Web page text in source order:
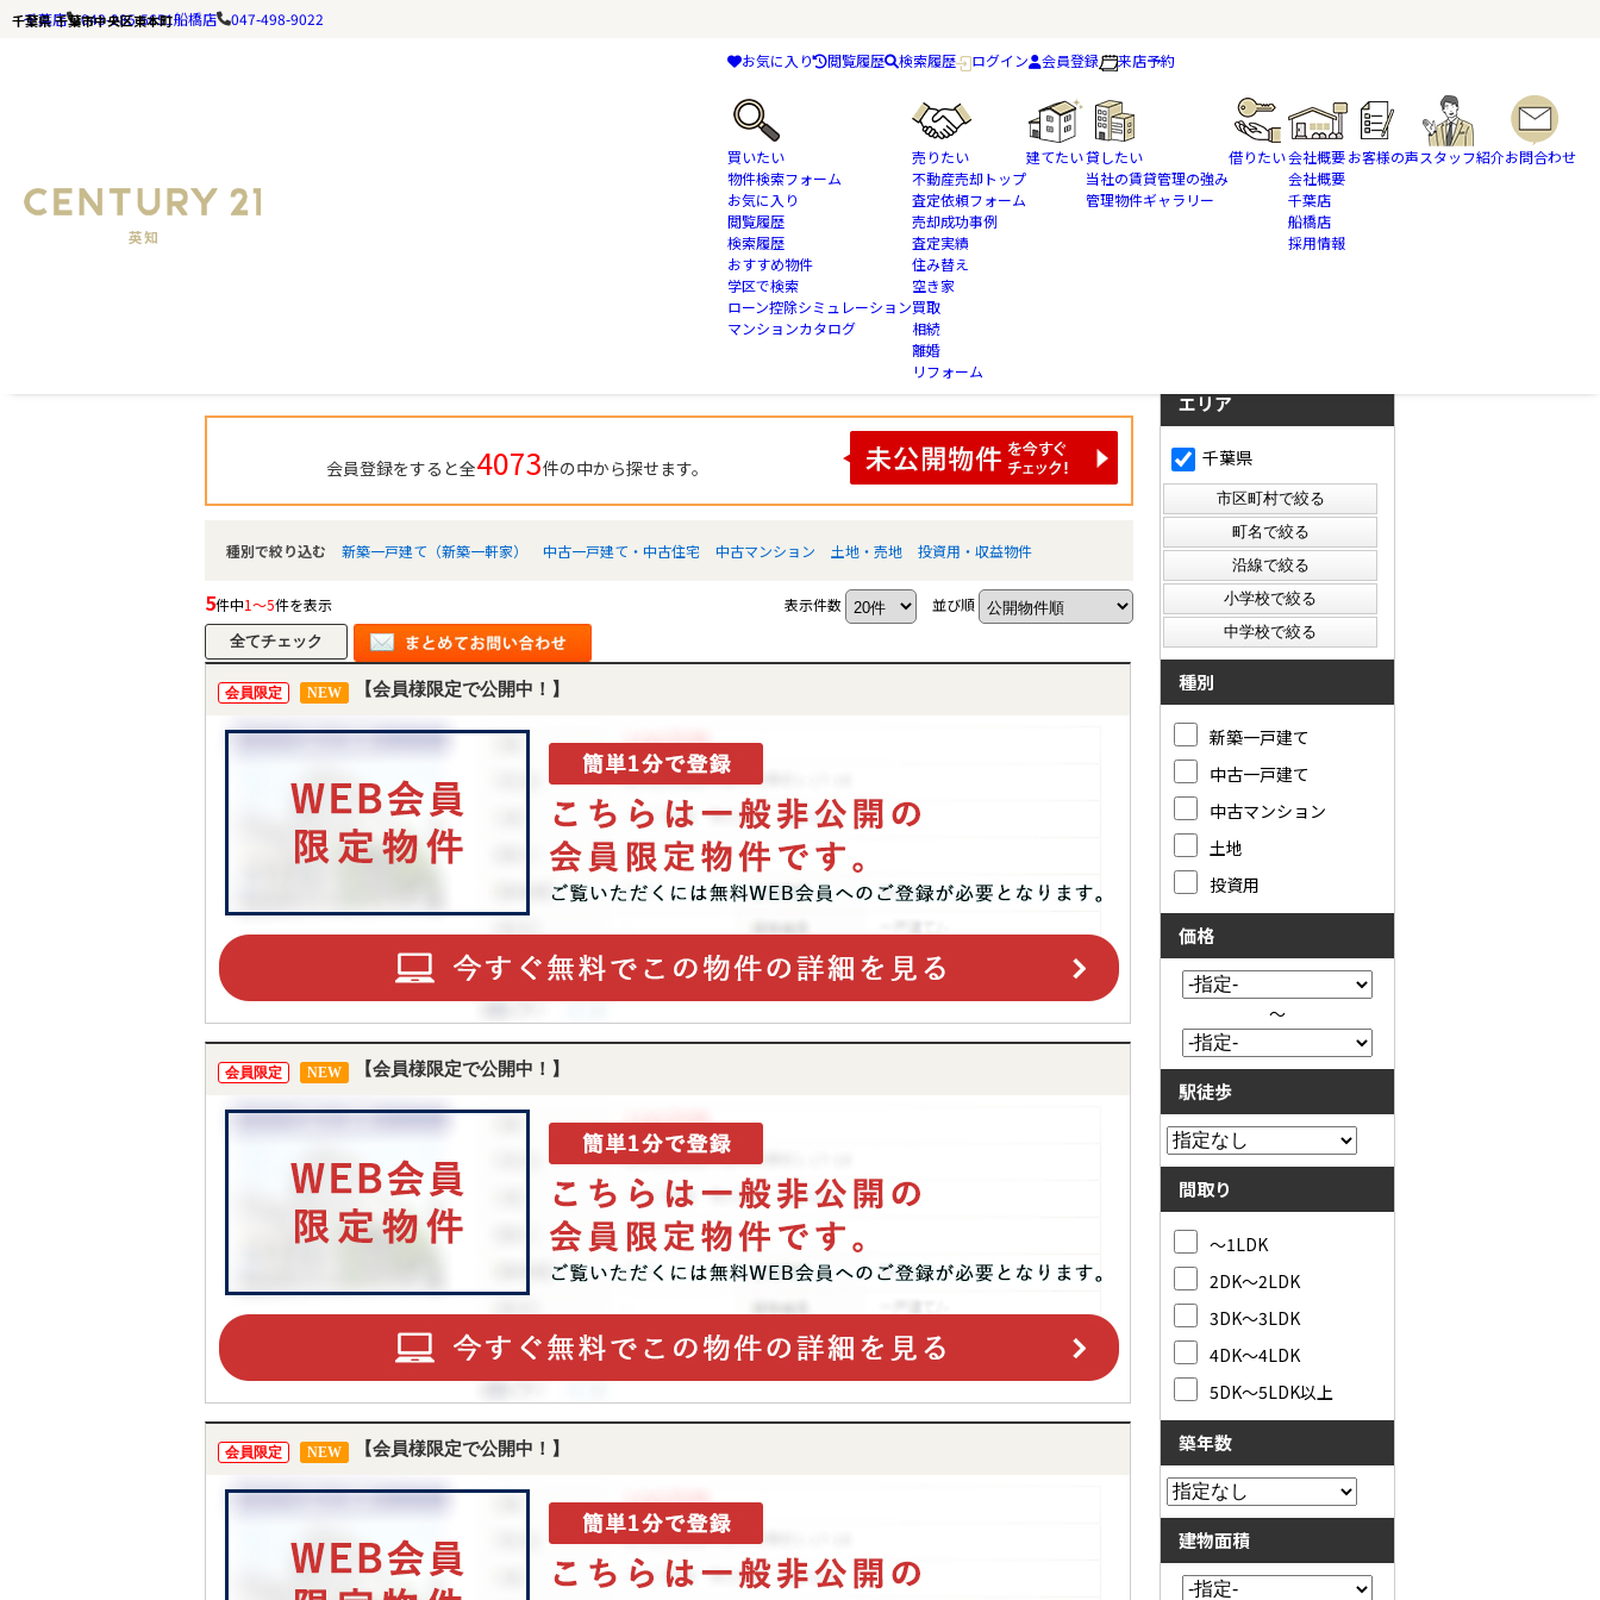
千葉県 千葉市中央区東本町
千葉店 043-285-5651船橋店 047-498-9022
お気に入り 閲覧履歴 検索履歴 ログイン 会員登録 来店予約
買いたい
物件検索フォーム
お気に入り
閲覧履歴
検索履歴
おすすめ物件
学区で検索
ローン控除シミュレーション
マンションカタログ
売りたい
不動産売却トップ
査定依頼フォーム
売却成功事例
査定実績
住み替え
空き家
買取
相続
離婚
リフォーム
建てたい貸したい
当社の賃貸管理の強み
管理物件ギャラリー
借りたい会社概要
会社概要
千葉店
船橋店
採用情報
お客様の声スタッフ紹介お問合わせ
千葉県 千葉市中央区東本町 の不動産情報一覧
会員登録をすると全4073件の中から探せます。
種別で絞り込む 新築一戸建て（新築一軒家） 中古一戸建て・中古住宅 中古マンション 土地・売地 投資用・収益物件
5件中1～5件を表示 表示件数 並び順
会員限定 NEW 【会員様限定で公開中！】
会員限定 NEW 【会員様限定で公開中！】
会員限定 NEW 【会員様限定で公開中！】
エリア
千葉県
種別
新築一戸建て
中古一戸建て
中古マンション
土地
投資用
価格
～
駅徒歩
間取り
～1LDK
2DK～2LDK
3DK～3LDK
4DK～4LDK
5DK～5LDK以上
築年数
建物面積